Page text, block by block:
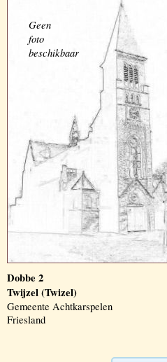
Geen
foto
beschikbaar
Dobbe 2
Twijzel (Twizel)
Gemeente Achtkarspelen
Friesland